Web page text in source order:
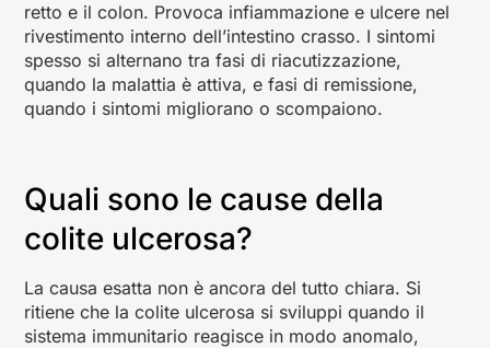
retto e il colon. Provoca infiammazione e ulcere nel
rivestimento interno dell’intestino crasso. I sintomi
spesso si alternano tra fasi di riacutizzazione,
quando la malattia è attiva, e fasi di remissione,
quando i sintomi migliorano o scompaiono.
Quali sono le cause della
colite ulcerosa?
La causa esatta non è ancora del tutto chiara. Si
ritiene che la colite ulcerosa si sviluppi quando il
sistema immunitario reagisce in modo anomalo,